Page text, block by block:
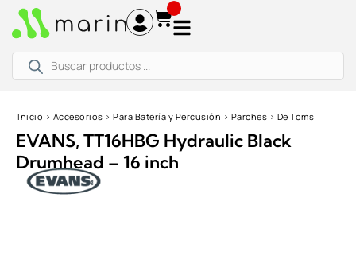
productos
Inicio › Accesorios › Para Batería y Percusión › Parches › De Toms
EVANS, TT16HBG Hydraulic Black
Drumhead – 16 inch